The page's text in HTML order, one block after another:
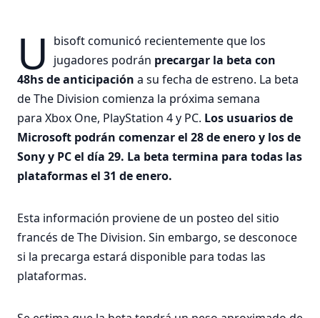
U bisoft comunicó recientemente que los
jugadores podrán precargar la beta con
48hs de anticipación a su fecha de estreno. La beta
de The Division comienza la próxima semana
para Xbox One, PlayStation 4 y PC. Los usuarios de
Microsoft podrán comenzar el 28 de enero y los de
Sony y PC el día 29. La beta termina para todas las
plataformas el 31 de enero.
Esta información proviene de un posteo del sitio
francés de The Division. Sin embargo, se desconoce
si la precarga estará disponible para todas las
plataformas.